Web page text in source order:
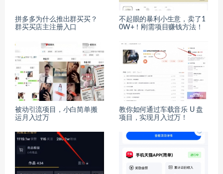
拼多多为什么推出群买买？
群买买店主注册入口
不起眼的暴利小生意，卖了1
0W+！刚需项目赚钱方法！
被动引流项目，小白简单搬
运月入过万
教你如何通过车载音乐 U 盘
项目，实现月入过万！